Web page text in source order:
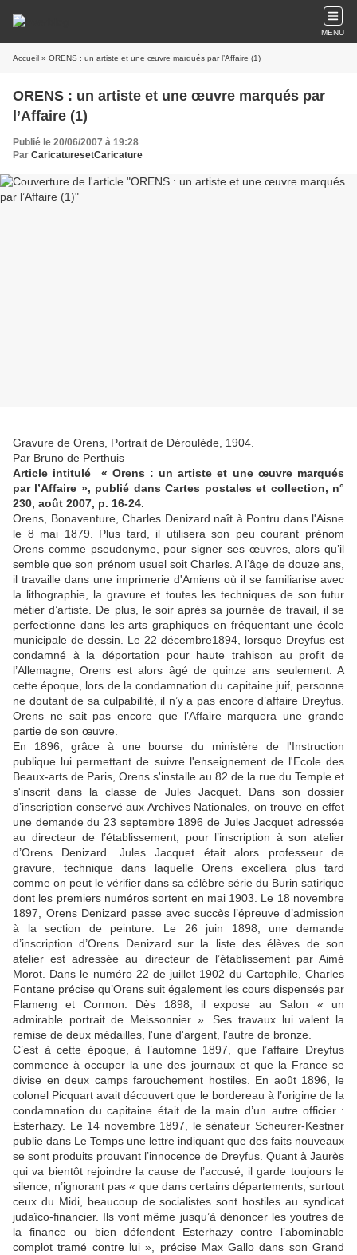
MENU
Accueil » ORENS : un artiste et une œuvre marqués par l’Affaire (1)
ORENS : un artiste et une œuvre marqués par
l’Affaire (1)
Publié le 20/06/2007 à 19:28
Par CaricaturesetCaricature
Gravure de Orens, Portrait de Déroulède, 1904.
Par Bruno de Perthuis
Article intitulé « Orens : un artiste et une œuvre marqués
par l’Affaire », publié dans Cartes postales et collection, n°
230, août 2007, p. 16-24.
Orens, Bonaventure, Charles Denizard naît à Pontru dans l'Aisne
le 8 mai 1879. Plus tard, il utilisera son peu courant prénom
Orens comme pseudonyme, pour signer ses œuvres, alors qu’il
semble que son prénom usuel soit Charles. A l’âge de douze ans,
il travaille dans une imprimerie d'Amiens où il se familiarise avec
la lithographie, la gravure et toutes les techniques de son futur
métier d’artiste. De plus, le soir après sa journée de travail, il se
perfectionne dans les arts graphiques en fréquentant une école
municipale de dessin. Le 22 décembre1894, lorsque Dreyfus est
condamné à la déportation pour haute trahison au profit de
l’Allemagne, Orens est alors âgé de quinze ans seulement. A
cette époque, lors de la condamnation du capitaine juif, personne
ne doutant de sa culpabilité, il n’y a pas encore d’affaire Dreyfus.
Orens ne sait pas encore que l’Affaire marquera une grande
partie de son œuvre.
En 1896, grâce à une bourse du ministère de l'Instruction
publique lui permettant de suivre l'enseignement de l'Ecole des
Beaux-arts de Paris, Orens s'installe au 82 de la rue du Temple et
s'inscrit dans la classe de Jules Jacquet. Dans son dossier
d’inscription conservé aux Archives Nationales, on trouve en effet
une demande du 23 septembre 1896 de Jules Jacquet adressée
au directeur de l’établissement, pour l’inscription à son atelier
d’Orens Denizard. Jules Jacquet était alors professeur de
gravure, technique dans laquelle Orens excellera plus tard
comme on peut le vérifier dans sa célèbre série du Burin satirique
dont les premiers numéros sortent en mai 1903. Le 18 novembre
1897, Orens Denizard passe avec succès l’épreuve d’admission
à la section de peinture. Le 26 juin 1898, une demande
d’inscription d’Orens Denizard sur la liste des élèves de son
atelier est adressée au directeur de l’établissement par Aimé
Morot. Dans le numéro 22 de juillet 1902 du Cartophile, Charles
Fontane précise qu’Orens suit également les cours dispensés par
Flameng et Cormon. Dès 1898, il expose au Salon « un
admirable portrait de Meissonnier ». Ses travaux lui valent la
remise de deux médailles, l'une d'argent, l'autre de bronze.
C’est à cette époque, à l’automne 1897, que l’affaire Dreyfus
commence à occuper la une des journaux et que la France se
divise en deux camps farouchement hostiles. En août 1896, le
colonel Picquart avait découvert que le bordereau à l’origine de la
condamnation du capitaine était de la main d’un autre officier :
Esterhazy. Le 14 novembre 1897, le sénateur Scheurer-Kestner
publie dans Le Temps une lettre indiquant que des faits nouveaux
se sont produits prouvant l’innocence de Dreyfus. Quant à Jaurès
qui va bientôt rejoindre la cause de l’accusé, il garde toujours le
silence, n’ignorant pas « que dans certains départements, surtout
ceux du Midi, beaucoup de socialistes sont hostiles au syndicat
judaïco-financier. Ils vont même jusqu’à dénoncer les youtres de
la finance ou bien défendent Esterhazy contre l’abominable
complot tramé contre lui », précise Max Gallo dans son Grand